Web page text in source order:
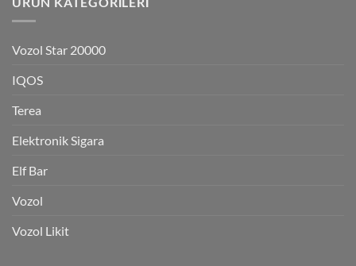
Vozol Star 20000
IQOS
Terea
Elektronik Sigara
Elf Bar
Vozol
Vozol Likit